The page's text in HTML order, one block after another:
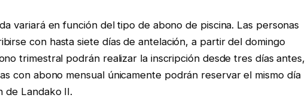
variará en función del tipo de abono de piscina. Las personas
con hasta siete días de antelación, a partir del domingo
trimestral podrán realizar la inscripción desde tres días antes,
con abono mensual únicamente podrán reservar el mismo día
de Landako II.